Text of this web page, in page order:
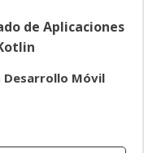
de Aplicaciones
Desarrollo Móvil